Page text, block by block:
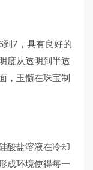
到7，具有良好的
度从透明到半透
，玉髓在珠宝制
酸盐溶液在冷却
成环境使得每一